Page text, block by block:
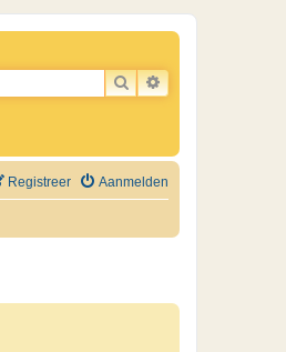
ZOEKUITGEBREID
Aanmelden
Registreer